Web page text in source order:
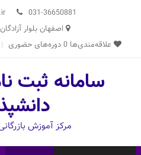
content
031-36650881
اصفهان بلوار
علاقه‌مندی‌ها 0دوره‌های حضوری
سامانه ثبت
مرکز آموزش